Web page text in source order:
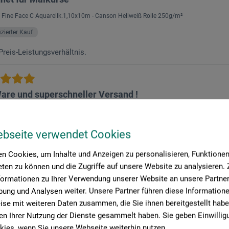
verwendet Cookies
Cookies, um Inhalte und Anzeigen zu personalisieren,
zu können und die Zugriffe auf unsere Website zu analysieren.
zu Ihrer Verwendung unserer Website an unsere
und Analysen weiter. Unsere Partner führen diese
mit weiteren Daten zusammen, die Sie ihnen bereitgestellt
Ihrer Nutzung der Dienste gesammelt haben. Sie geben
Fine Face C Aquarellk.1,10x10m - Canson Hellweiß Rolle 250g/m²
Kauf
Leistungsverhältnis.
und superschneller Versand !
tolles Papier für einen sehr günstigen Preis. ideal für
Moulin du roy )Sehr glattes papier ( eine seite etwa so glatt wie
kein Hadern Papier ist hat es 3 Nachteile.1. Wellt sich
darauf3. Maskiere mit Maskierflüssigkeit geht nicht ."